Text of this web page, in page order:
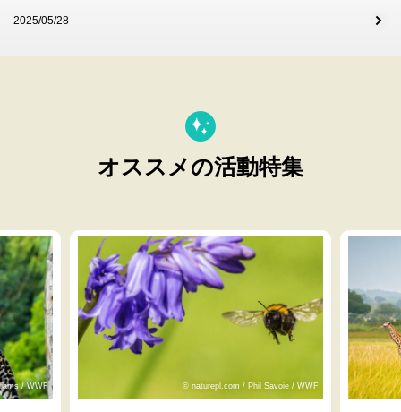
2025/05/28
オススメの活動特集
/ WWF © naturepl.com / Phil Savoie / WWF